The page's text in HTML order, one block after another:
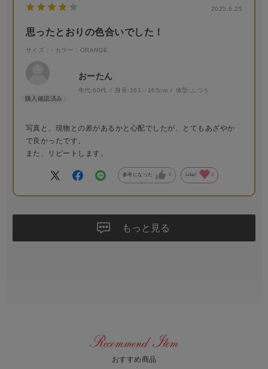
2025.6.25
思ったとおりの色合いでした！
サイズ：- カラー：ORANGE
おーたん
年代:60代 身長: 161～165cm 体型: ふつう
写真と、現物との差があるかと心配でしたが、とてもあざやか
で良かったです。
また、リピートします。
参考になった 0 Like! 0
もっと見る
おすすめ商品